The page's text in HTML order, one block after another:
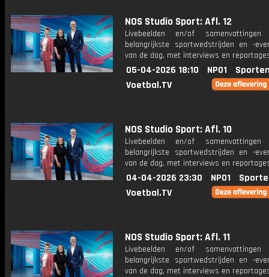
NOS Studio Sport: Afl. 12
Livebeelden en/of
belangrijkste sportwedstrijden en -
van de dag, met interviews en
05-04-2026 18:10 NPO1
Voetbal.TV
NOS Studio Sport: Afl. 10
Livebeelden en/of
belangrijkste sportwedstrijden en -
van de dag, met interviews en
04-04-2026 23:30 NPO1
Voetbal.TV
NOS Studio Sport: Afl. 11
Livebeelden en/of
belangrijkste sportwedstrijden en -
van de dag, met interviews en